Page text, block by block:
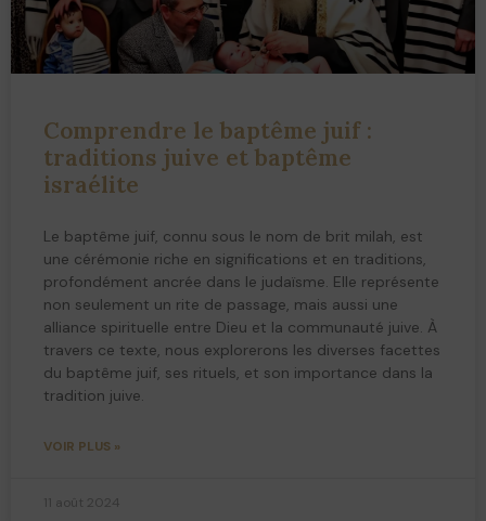
Comprendre le baptême juif :
traditions juive et baptême
israélite
Le baptême juif, connu sous le nom de brit milah, est
une cérémonie riche en significations et en traditions,
profondément ancrée dans le judaïsme. Elle représente
non seulement un rite de passage, mais aussi une
alliance spirituelle entre Dieu et la communauté juive. À
travers ce texte, nous explorerons les diverses facettes
du baptême juif, ses rituels, et son importance dans la
tradition juive.
VOIR PLUS »
11 août 2024